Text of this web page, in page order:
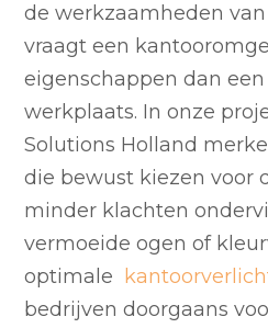
de werkzaamheden
vraagt een
eigenschappen dan
werkplaats. In onze
Solutions Holland
die bewust kiezen voor
minder klachten
vermoeide ogen of
optimale
bedrijven doorgaans